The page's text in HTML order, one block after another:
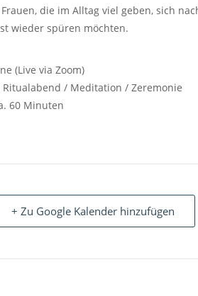
die im Alltag viel geben, sich
wieder spüren möchten.
(Live via Zoom)
Ritualabend / Meditation / Zeremonie
60 Minuten
+ Zu Google Kalender hinzufügen